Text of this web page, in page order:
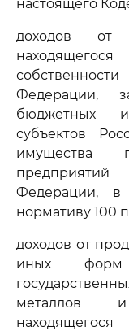
настоящего
доходов от
Федерации,
бюджетных
субъектов
имущества
Федерации,
нормативу 100
доходов от
иных форм
металлов